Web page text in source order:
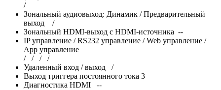
/
Зональный аудиовыход: Динамик / Предварительный
выход
/
Зональный HDMI-выход с HDMI-источника --
IP управление / RS232 управление / Web управление /
App управление
/
/ /
/
Удаленный вход / выход
/
Выход триггера постоянного тока 3
Диагностика HDMI --